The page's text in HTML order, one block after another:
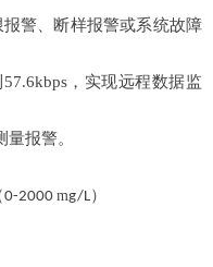
警、断样报警或系统故障
，实现远程数据监
报警。
0-2000 mg/L）